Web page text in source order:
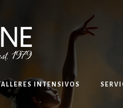
INTENSIVOS